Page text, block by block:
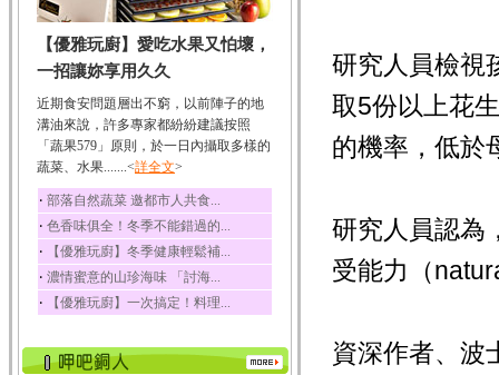
韭菜
韭菜所含的膳食纖維能
幫助消化與通便；揮...
冬瓜
冬瓜營養價值高，鈉含
量極低是水腫病人的...
豆豉
豆豉裡頭含有營養的蛋
白質、脂肪、鈣、磷...
榛果
榛果裡所含的營養素有
蛋白質、脂肪、醣類...
迷迭香
酸、迷迭香酸、植物...
【優雅玩廚】愛吃水果又怕壞，
一招讓妳享用久久
近期食安問題層出不窮，以前陣子的地
溝油來說，許多專家都紛紛建議按照
「蔬果579」原則，於一日內攝取多樣的
蔬菜、水果.......<詳全文>
‧ 部落自然蔬菜 邀都市人共食...
‧ 色香味俱全！冬季不能錯過的...
‧ 【優雅玩廚】冬季健康輕鬆補...
‧ 濃情蜜意的山珍海味 「討海...
‧ 【優雅玩廚】一次搞定！料理...
研究人員檢視
取5份以上花
的機率，低於
研究人員認為
受能力（
資深作者、波